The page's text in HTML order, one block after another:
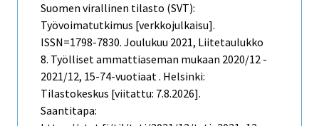
Suomen virallinen tilasto (SVT):
Työvoimatutkimus [verkkojulkaisu].
ISSN=1798-7830. Joulukuu 2021, Liitetaulukko
8. Työlliset ammattiaseman mukaan 2020/12 -
2021/12, 15-74-vuotiaat . Helsinki:
Tilastokeskus [viitattu: 7.8.2026].
Saantitapa: